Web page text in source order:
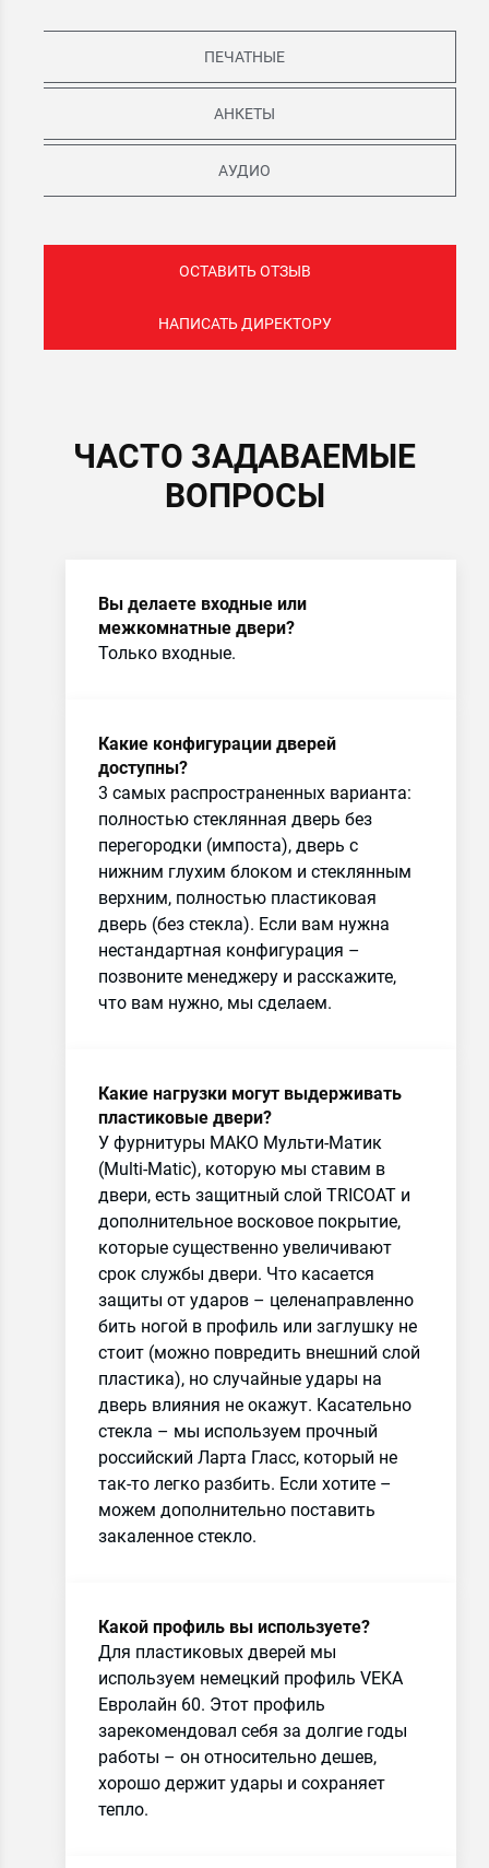
ПЕЧАТНЫЕ
АНКЕТЫ
АУДИО
ОСТАВИТЬ ОТЗЫВ
НАПИСАТЬ ДИРЕКТОРУ
ЧАСТО ЗАДАВАЕМЫЕ
ВОПРОСЫ
Вы делаете входные или
межкомнатные двери?
Только входные.
Какие конфигурации дверей
доступны?
3 самых распространенных варианта:
полностью стеклянная дверь без
перегородки (импоста), дверь с
нижним глухим блоком и стеклянным
верхним, полностью пластиковая
дверь (без стекла). Если вам нужна
нестандартная конфигурация –
позвоните менеджеру и расскажите,
что вам нужно, мы сделаем.
Какие нагрузки могут выдерживать
пластиковые двери?
У фурнитуры МАКО Мульти-Матик
(Multi-Matic), которую мы ставим в
двери, есть защитный слой TRICOAT и
дополнительное восковое покрытие,
которые существенно увеличивают
срок службы двери. Что касается
защиты от ударов – целенаправленно
бить ногой в профиль или заглушку не
стоит (можно повредить внешний слой
пластика), но случайные удары на
дверь влияния не окажут. Касательно
стекла – мы используем прочный
российский Ларта Гласс, который не
так-то легко разбить. Если хотите –
можем дополнительно поставить
закаленное стекло.
Какой профиль вы используете?
Для пластиковых дверей мы
используем немецкий профиль VEKA
Евролайн 60. Этот профиль
зарекомендовал себя за долгие годы
работы – он относительно дешев,
хорошо держит удары и сохраняет
тепло.